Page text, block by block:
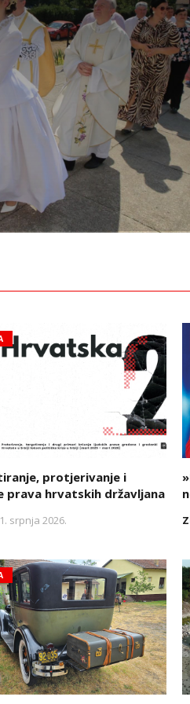
Vojnić
protjerivanje i
prava hrvatskih državljana
srpnja 2026.